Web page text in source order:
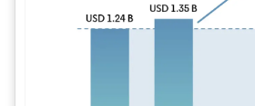
Image ©